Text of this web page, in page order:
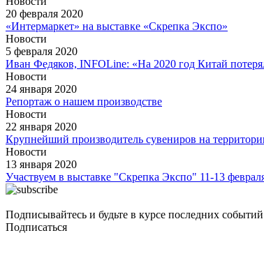
20 февраля 2020
«Интермаркет» на выставке «Скрепка Экспо»
Новости
5 февраля 2020
Иван Федяков, INFOLine: «На 2020 год Китай
Новости
24 января 2020
Репортаж о нашем производстве
Новости
22 января 2020
Крупнейший производитель сувениров на
Новости
13 января 2020
Участвуем в выставке "Скрепка Экспо" 11-13
Подписывайтесь и будьте в курсе последних событий
Подписаться